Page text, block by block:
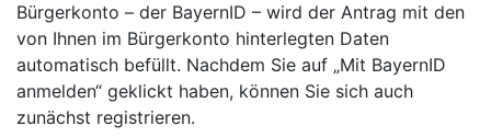
Bürgerkonto – der BayernID – wird der Antrag mit den
von Ihnen im Bürgerkonto hinterlegten Daten
automatisch befüllt. Nachdem Sie auf „Mit BayernID
anmelden“ geklickt haben, können Sie sich auch
zunächst registrieren.